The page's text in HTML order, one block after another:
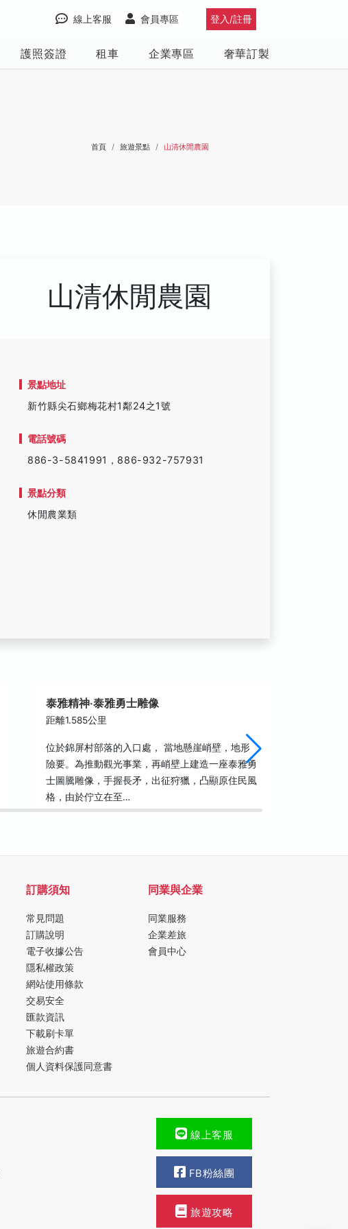
登入/註冊
會員專區
線上客服
護照簽證 租車 企業專區 奢華訂製
首頁 旅遊景點 山清休閒農園
山清休閒農園
景點地址
新竹縣尖石鄉梅花村1鄰24之1號
電話號碼
886-3-5841991，886-932-757931
景點分類
休閒農業類
泰雅精神‧泰雅勇士雕像
距離1.585公里
位於錦屏村部落的入口處， 當地懸崖峭壁，地形
險要。為推動觀光事業，再峭壁上建造一座泰雅勇
士圖騰雕像，手握長矛，出征狩獵，凸顯原住民風
格，由於佇立在至…
訂購須知
常見問題
訂購說明
電子收據公告
隱私權政策
網站使用條款
交易安全
匯款資訊
下載刷卡單
旅遊合約書
個人資料保護同意書
同業與企業
同業服務
企業差旅
會員中心
線上客服
FB粉絲團
旅遊攻略